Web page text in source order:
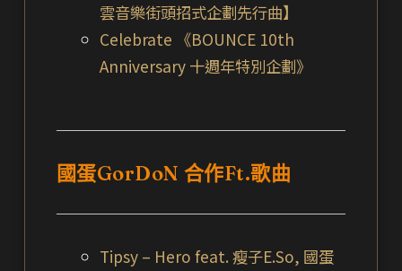
雲音樂街頭招式企劃先行曲】
Celebrate 《BOUNCE 10th
Anniversary 十週年特別企劃》
國蛋GorDoN 合作Ft.歌曲
Tipsy – Hero feat. 瘦子E.So, 國蛋